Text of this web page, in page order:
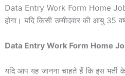
Data Entry Work Form Home Job
होगा। यदि किसी उम्मीदवार की आयु 35
Data Entry Work Form Home
यदि आप यह जानना चाहते हैं कि इस भर्ती